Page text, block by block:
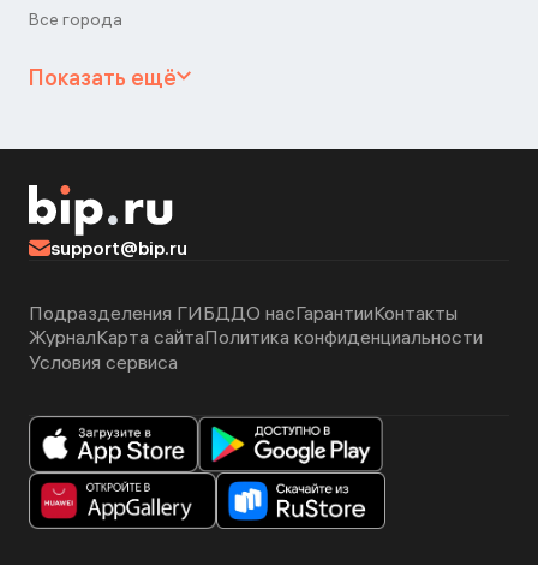
Все города
Показать ещё
support@bip.ru
Подразделения ГИБДДО насГарантииКонтакты
ЖурналКарта сайтаПолитика конфиденциальности
Условия сервиса